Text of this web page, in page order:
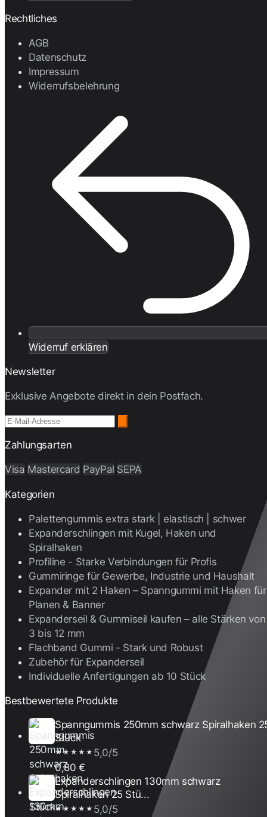
Rechtliches
AGB
Datenschutz
Impressum
Widerrufsbelehrung
Widerruf erklären
Newsletter
Exklusive Angebote direkt in dein Postfach.
Zahlungsarten
Visa Mastercard PayPal SEPA
Kategorien
Palettengummis extra stark | elastisch | schwer
Expanderschlingen mit Kugel, Haken und
Spiralhaken
Profiline - Starke Verbindungen für Profis
Gummiringe für Gewerbe, Industrie und Haushalt
Expander mit 2 Haken – Spanngummi mit Haken für
Planen & Banner
Expanderseil & Gummiseil kaufen – alle Stärken von
3 bis 12 mm
Flachband Gummi - Stark und Robust
Zubehör für Expanderseil
Individuelle Anfertigungen ab 10 Stück
Bestbewertete Produkte
Spanngummis 250mm schwarz Spiralhaken
Stück
★★★★★ 5,0/5
0,80 €
Expanderschlingen 130mm schwarz
Spiralhaken 25 Stü...
★★★★★ 5,0/5